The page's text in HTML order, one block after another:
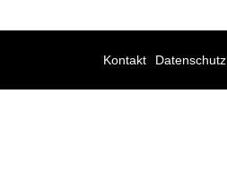
Kontakt Datenschutz